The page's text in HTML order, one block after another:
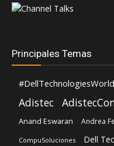
Principales Temas
#DellTechnologiesWorld
Adistec
Anand Eswaran Andrea
CompuSoluciones Dell